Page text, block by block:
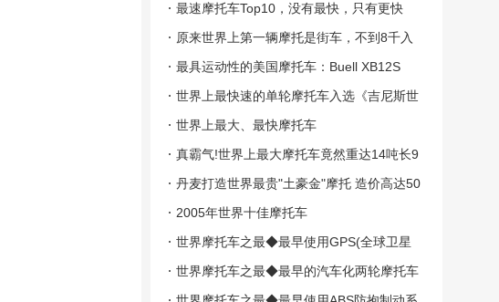
最速摩托车Top10，没有最快，只有更快
原来世界上第一辆摩托是街车，不到8千入
门级街车满足年轻人梦想
最具运动性的美国摩托车：Buell XB12S
世界上最快速的单轮摩托车入选《吉尼斯世
界纪录大全2017》
世界上最大、最快摩托车
真霸气!世界上最大摩托车竟然重达14吨长9
米
丹麦打造世界最贵"土豪金"摩托 造价高达50
0万元
2005年世界十佳摩托车
世界摩托车之最◆最早使用GPS(全球卫星
定位系统)的摩托车
世界摩托车之最◆最早的汽车化两轮摩托车